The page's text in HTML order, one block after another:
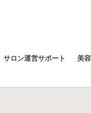
サロン運営サポート 美